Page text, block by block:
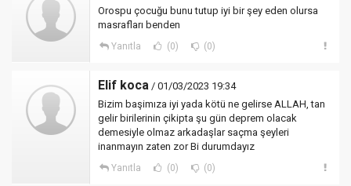
Orospu çocuğu bunu tutup iyi bir şey eden olursa
masrafları benden
Yanıtla (0) (0)
Elif koca / 01/03/2023 19:34
Bizim başimıza iyi yada kötü ne gelirse ALLAH, tan
gelir birilerinin çikipta şu gün deprem olacak
demesiyle olmaz arkadaşlar saçma şeyleri
inanmayın zaten zor Bi durumdayız
Yanıtla (0) (0)